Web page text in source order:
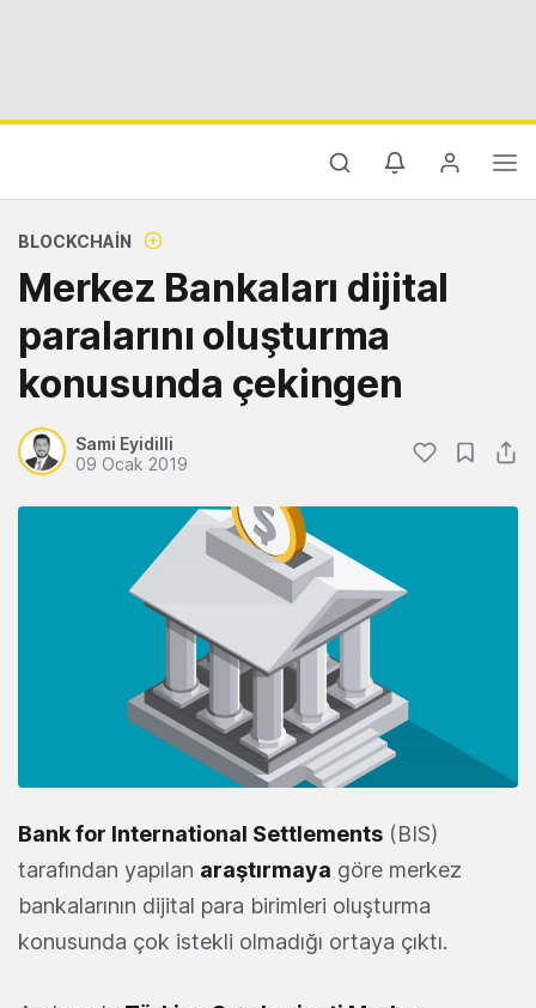
BLOCKCHAIN
Merkez Bankaları dijital
paralarını oluşturma
konusunda çekingen
Sami Eyidilli
09 Ocak 2019
Bank for International Settlements (BIS)
tarafından yapılan araştırmaya göre merkez
bankalarının dijital para birimleri oluşturma
konusunda çok istekli olmadığı ortaya çıktı.